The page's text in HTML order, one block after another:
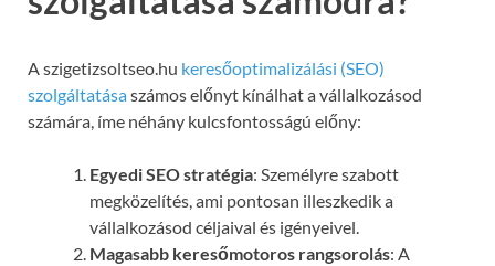
A szigetizsoltseo.hu keresőoptimalizálási (SEO)
szolgáltatásaszámos előnyt kínálhat a vállalkozásod
számára, íme néhány kulcsfontosságú előny:
Egyedi SEO stratégia: Személyre szabott
megközelítés, ami pontosan illeszkedik a
vállalkozásod céljaival és igényeivel.
Magasabb keresőmotoros rangsorolás: A